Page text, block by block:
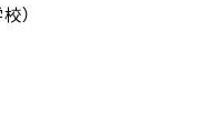
）